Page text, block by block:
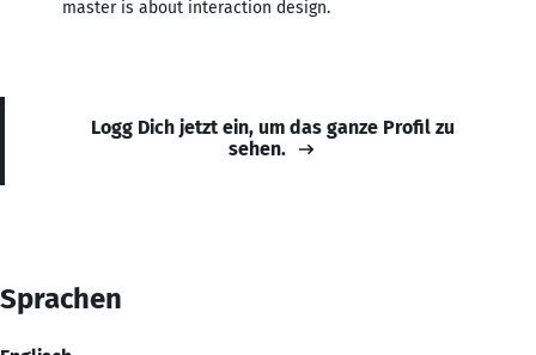
master is about interaction design.
Logg Dich jetzt ein, um das ganze Profil zu
sehen.
Sprachen